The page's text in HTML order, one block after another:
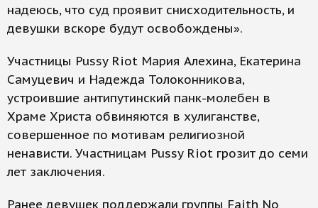
надеюсь, что суд проявит снисходительность, и
девушки вскоре будут освобождены».
Участницы Pussy Riot Мария Алехина, Екатерина
Самуцевич и Надежда Толоконникова,
устроившие антипутинский панк-молебен в
Храме Христа обвиняются в хулиганстве,
совершенное по мотивам религиозной
ненависти. Участницам Pussy Riot грозит до семи
лет заключения.
Ранее девушек поддержали группы Faith No